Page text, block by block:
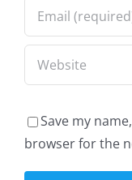
Save my
browser for the